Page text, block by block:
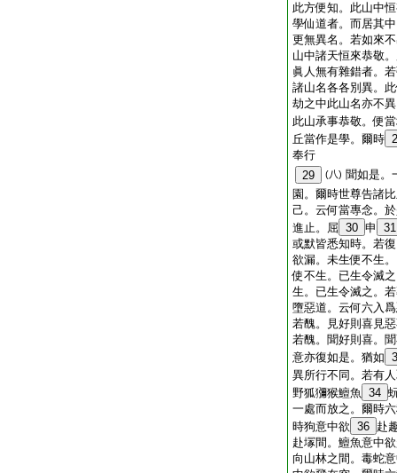
此方便知。此山中
學仙道者。而居其
更無異名。若如來
山中諸天恒來恭敬
眞人無有雜錯者。
諸山名各各別異。
劫之中此山名亦不
此山承事恭敬。便
丘當作是學。爾時
奉行
29
(八) 聞如是。
園。爾時世尊告諸
己。云何當專念。
進止。屈 30 申
31
或默皆悉知時。若
欲漏。未生便不生
使不生。已生令滅
生。已生令滅之。
墮惡道。云何六入
若醜。見好則喜見
若醜。聞好則喜。
意亦復如是。猶如
異所行不同。若有
野狐獼猴鱣魚 34
一處而放之。爾時
時狗意中欲 36 赴
赴塜間。鱣魚意中
向山林之間。毒蛇